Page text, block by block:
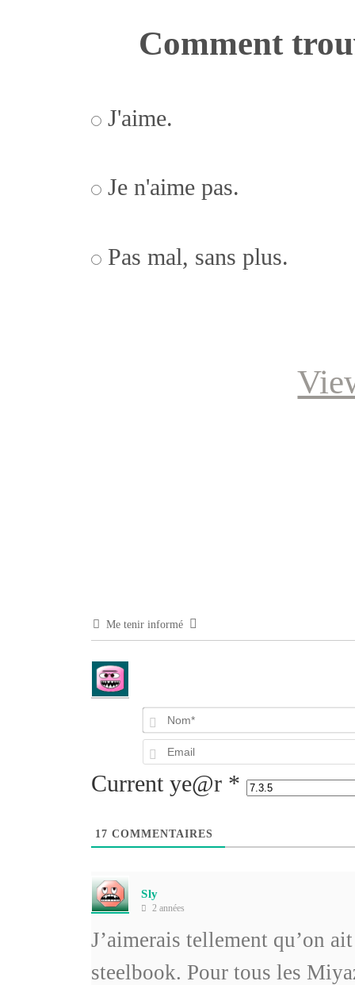
Comment
J'aime.
Je n'aime pas.
Pas mal, sans plus.
Me tenir informé
Current ye@r *
17 COMMENTAIRES
Sly
2 années
J’aimerais tellement qu’on
steelbook. Pour tous les